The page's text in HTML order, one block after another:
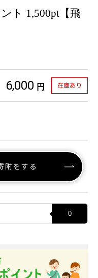
ト 1,500pt【飛
6,000 円 在庫あり
附をする
0